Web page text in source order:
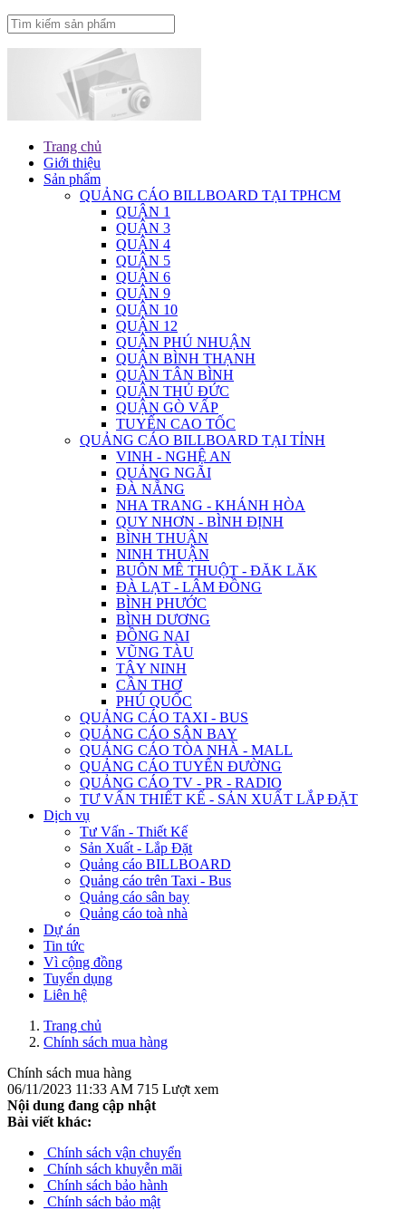
Trang chủ
Giới thiệu
Sản phẩm
QUẢNG CÁO BILLBOARD TẠI TPHCM
QUẬN 1
QUẬN 3
QUẬN 4
QUẬN 5
QUẬN 6
QUẬN 9
QUẬN 10
QUẬN 12
QUẬN PHÚ NHUẬN
QUẬN BÌNH THẠNH
QUẬN TÂN BÌNH
QUẬN THỦ ĐỨC
QUẬN GÒ VẤP
TUYẾN CAO TỐC
QUẢNG CÁO BILLBOARD TẠI TỈNH
VINH - NGHỆ AN
QUẢNG NGÃI
ĐÀ NẴNG
NHA TRANG - KHÁNH HÒA
QUY NHƠN - BÌNH ĐỊNH
BÌNH THUẬN
NINH THUẬN
BUÔN MÊ THUỘT - ĐĂK LĂK
ĐÀ LẠT - LÂM ĐỒNG
BÌNH PHƯỚC
BÌNH DƯƠNG
ĐỒNG NAI
VŨNG TÀU
TÂY NINH
CẦN THƠ
PHÚ QUỐC
QUẢNG CÁO TAXI - BUS
QUẢNG CÁO SÂN BAY
QUẢNG CÁO TÒA NHÀ - MALL
QUẢNG CÁO TUYẾN ĐƯỜNG
QUẢNG CÁO TV - PR - RADIO
TƯ VẤN THIẾT KẾ - SẢN XUẤT LẮP ĐẶT
Dịch vụ
Tư Vấn - Thiết Kế
Sản Xuất - Lắp Đặt
Quảng cáo BILLBOARD
Quảng cáo trên Taxi - Bus
Quảng cáo sân bay
Quảng cáo toà nhà
Dự án
Tin tức
Vì cộng đồng
Tuyển dụng
Liên hệ
Trang chủ
Chính sách mua hàng
Chính sách mua hàng
06/11/2023 11:33 AM 715 Lượt xem
Nội dung đang cập nhật
Bài viết khác:
Chính sách vận chuyển
Chính sách khuyễn mãi
Chính sách bảo hành
Chính sách bảo mật